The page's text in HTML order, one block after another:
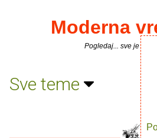
Moderna
Pogledaj... sve je puno
Sve teme